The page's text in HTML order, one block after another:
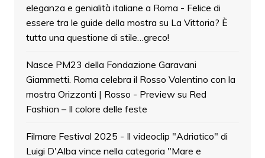
eleganza e genialità italiane a Roma - Felice di
essere tra le guide della mostra su La Vittoria? È
tutta una questione di stile…greco!
Nasce PM23 della Fondazione Garavani
Giammetti. Roma celebra il Rosso Valentino con la
mostra Orizzonti | Rosso - Previewsu Red
Fashion – Il colore delle feste
Filmare Festival 2025 - Il videoclip "Adriatico" di
Luigi D'Alba vince nella categoria "Mare e